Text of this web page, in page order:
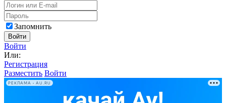
Запомнить
Войти
Войти
Или:
Регистрация
Разместить Войти
РЕКЛАМА • AU.RU